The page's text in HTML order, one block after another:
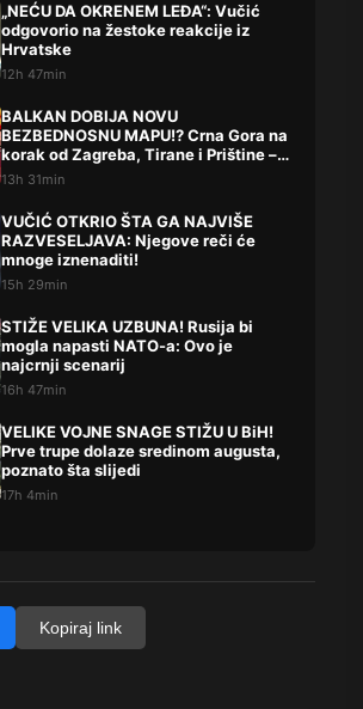
„NEĆU DA OKRENEM LEĐA“: Vučić
odgovorio na žestoke reakcije iz
Hrvatske
12h 47min
BALKAN DOBIJA NOVU
BEZBEDNOSNU MAPU!? Crna Gora na
korak od Zagreba, Tirane i Prištine –
detalji koji su podigli prašinu
13h 31min
VUČIĆ OTKRIO ŠTA GA NAJVIŠE
RAZVESELJAVA: Njegove reči će
mnoge iznenaditi!
15h 29min
STIŽE VELIKA UZBUNA! Rusija bi
mogla napasti NATO-a: Ovo je
najcrnji scenarij
16h 47min
VELIKE VOJNE SNAGE STIŽU U BiH!
Prve trupe dolaze sredinom augusta,
poznato šta slijedi
17h 4min
Kopiraj link